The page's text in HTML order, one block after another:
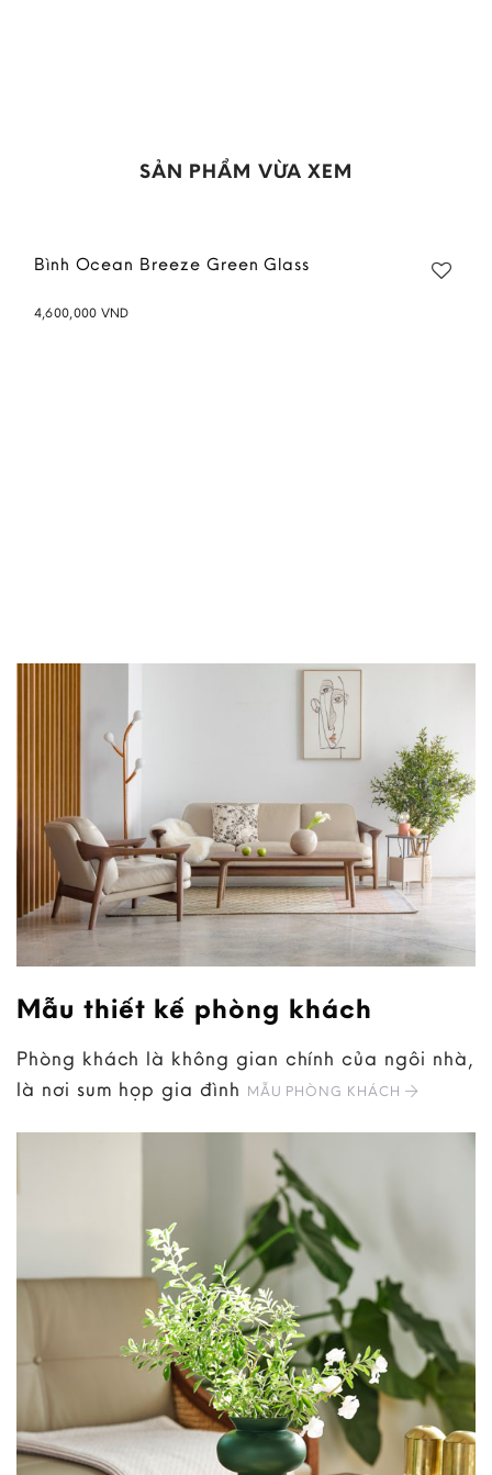
SẢN PHẨM VỪA XEM
Bình Ocean Breeze Green Glass
4,600,000 VND
Mẫu thiết kế phòng khách
Phòng khách là không gian chính của ngôi nhà,
là nơi sum họp gia đình MẪU PHÒNG KHÁCH